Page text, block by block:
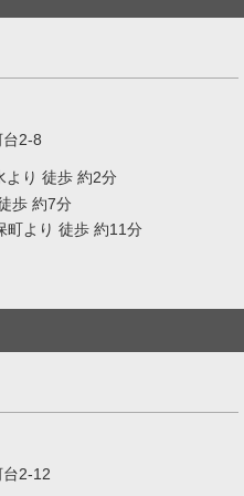
2-8
より 徒歩 約2分
歩 約7分
町より 徒歩 約11分
2-12